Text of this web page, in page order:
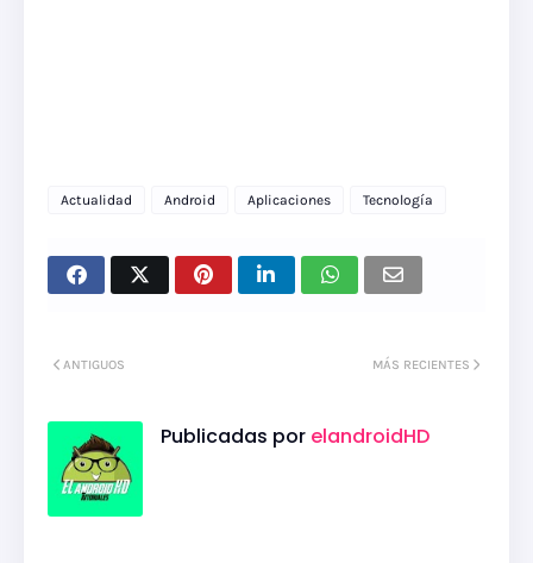
Actualidad Android Aplicaciones Tecnología
MÁS RECIENTES
ANTIGUOS
Publicadas por elandroidHD